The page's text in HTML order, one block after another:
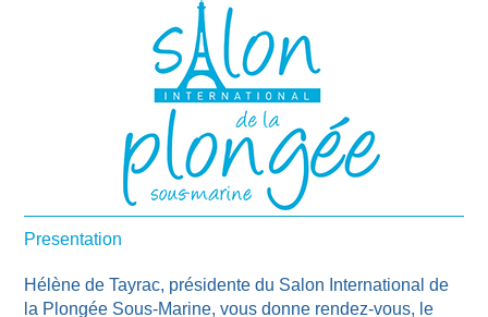
Presentation
Hélène de Tayrac, présidente du Salon International de
la Plongée Sous-Marine, vous donne rendez-vous, le